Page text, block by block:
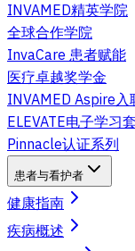
INVAMED精英学院
全球合作学院
InvaCare 患者赋能
医疗卓越奖学金
INVAMED Aspire入
ELEVATE电子学习
Pinnacle认证系列
患者与看护者
健康指南
疾病概述